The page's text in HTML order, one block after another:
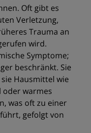
Oft gibt es
Verletzung,
Trauma an
wird.
Symptome;
beschränkt. Sie
Hausmittel wie
oder warmes
was oft zu einer
gefolgt von